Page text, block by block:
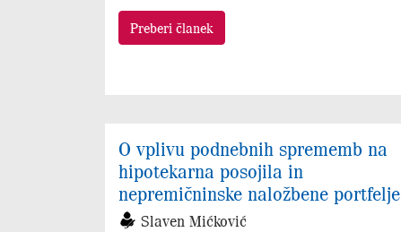
Preberi članek
O vplivu podnebnih sprememb na
hipotekarna posojila in
nepremičninske naložbene portfelje
Slaven Mićković